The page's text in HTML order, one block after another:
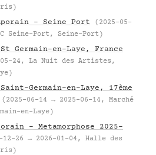
– Seine Port
(2025-05-
Seine-Port, Seine-Port)
Germain-en-Laye, France
05-24, La Nuit des Artistes,
Germain-en-Laye, 17ème
(2025-06-14 → 2025-06-14, Marché
en-Laye)
– Metamorphose 2025–
12-26 → 2026-01-04, Halle des